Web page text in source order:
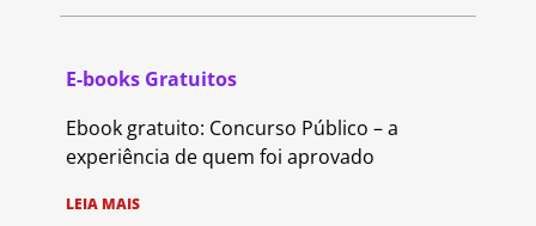
E-books Gratuitos
Ebook gratuito: Concurso Público – a
experiência de quem foi aprovado
LEIA MAIS